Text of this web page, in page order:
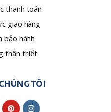
thanh toán
giao hàng
bảo hành
thân thiết
TÔI